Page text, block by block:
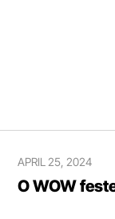
APRIL 25, 2024
O WOW